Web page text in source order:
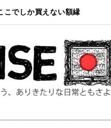
こでしか買えない額縁